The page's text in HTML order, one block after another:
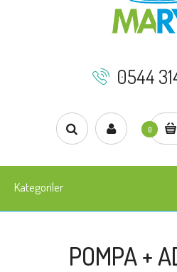
0544
0
Kategoriler
POMPA +